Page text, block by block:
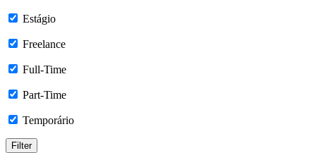
Estágio
Freelance
Full-Time
Part-Time
Temporário